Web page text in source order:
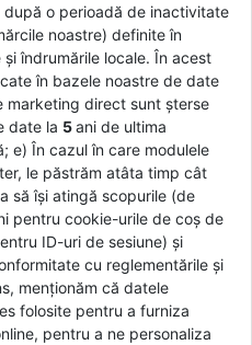
o perioadă de inactivitate
noastre) definite în
îndrumările locale. În acest
în bazele noastre de date
marketing direct sunt șterse
date la 5ani de ultima
e) În cazul în care modulele
le păstrăm atâta timp cât
să își atingă scopurile (de
pentru cookie-urile de coș de
ID-uri de sesiune) și
cu reglementările și
menționăm că datele
folosite pentru a furniza
pentru a ne personaliza